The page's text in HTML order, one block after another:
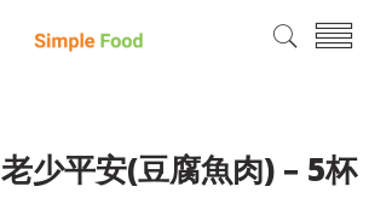
老少平安(豆腐魚肉) – 5杯